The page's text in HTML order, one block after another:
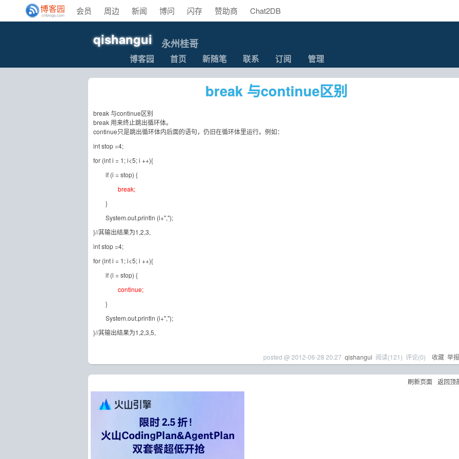
会员 周边 新闻 博问 闪存 赞助商 Chat2DB
qishangui 永州桂哥
博客园 首页 新随笔 联系 订阅 管理
break 与continue区别
break 与continue区别
break 用来终止跳出循环体。
continue只是跳出循环体内后面的语句，仍旧在循环体里运行。例如：
int stop =4;
for (int i = 1; i<5; i ++){
if (i = stop) {
break;
}
System.out.println (i+",");
}//其输出结果为1,2,3,
int stop =4;
for (int i = 1; i<5; i ++){
if (i = stop) {
continue;
}
System.out.println (i+",");
}//其输出结果为1,2,3,5,
posted @2012-06-28 20:27 qishangui 阅读(121) 评论(0) 收藏 举报
刷新页面 返回顶